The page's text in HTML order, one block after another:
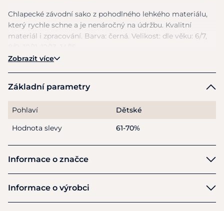
Chlapecké závodní sako z pohodlného lehkého materiálu,
který rychle schne a je nenáročný na údržbu. Kvalitní
materiál i zpracování. Barva: černá. Velikost: dle věku: 6/7,
Zobrazit více
Základní parametry
Pohlaví
Dětské
Hodnota slevy
61-70%
Informace o značce
Equiline
Informace o výrobci